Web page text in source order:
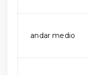
andar medio